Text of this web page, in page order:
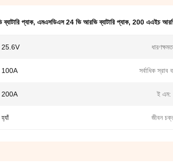
প্যাক, এমএসডিএস 24 ভি আরভি ব্যাটারি প্যাক, 200 এএইচ আরভি
25.6V
100A সর্বাধিক স্রাব
200A ই এম:
হ্যাঁ জীবন